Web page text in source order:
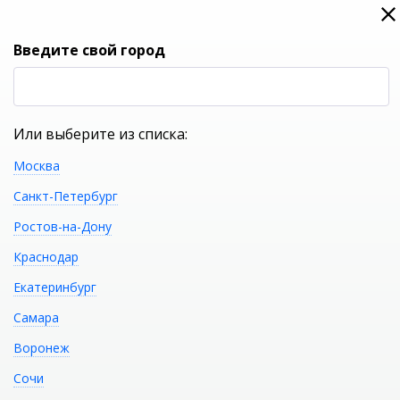
0
Акриловая ванна GEMY
G9068 K
Введите свой город
Или выберите из списка:
Москва
Санкт-Петербург
Ростов-на-Дону
Краснодар
Екатеринбург
Самара
Воронеж
Сочи